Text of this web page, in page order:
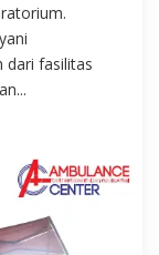
dari fasilitas